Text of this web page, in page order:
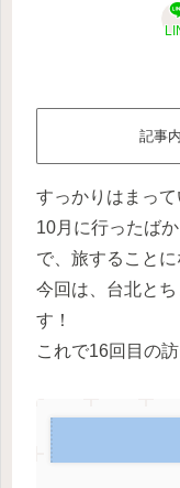
記事
すっかりはまって
10月に行ったば
で、旅することに
今回は、台北と
す！
これで16回目の訪